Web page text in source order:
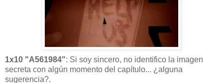
1x10 "A561984": Si soy sincero, no identifico la imagen
secreta con algún momento del capítulo... ¿alguna
sugerencia?.